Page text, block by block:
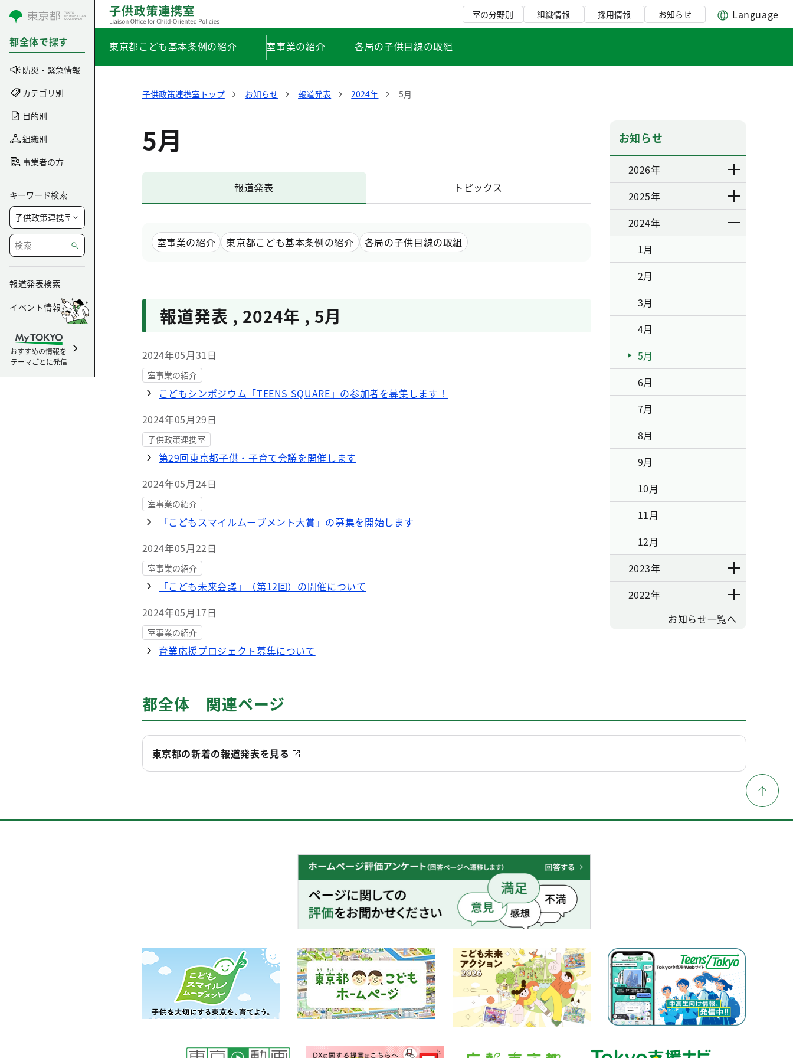
コンテンツにスキップ
都全体で探す
防災・緊急情報
カテゴリ別
目的別
組織別
事業者の方
キーワード検索
報道発表検索
イベント情報
おすすめの情報を
テーマごとに発信
室の分野別 組織情報 採用情報 お知らせ Language
東京都こども基本条例の紹介 室事業の紹介 各局の子供目線の取組
子供政策連携室トップ お知らせ 報道発表 2024年 5月
5月
報道発表 トピックス
室事業の紹介 東京都こども基本条例の紹介 各局の子供目線の取組
報道発表 , 2024年 , 5月
2024年05月31日
室事業の紹介
こどもシンポジウム「TEENS SQUARE」の参加者を募集します！
2024年05月29日
子供政策連携室
第29回東京都子供・子育て会議を開催します
2024年05月24日
室事業の紹介
「こどもスマイルムーブメント大賞」の募集を開始します
2024年05月22日
室事業の紹介
「こども未来会議」（第12回）の開催について
2024年05月17日
室事業の紹介
育業応援プロジェクト募集について
お知らせ
2026年
2025年
2024年
1月
2月
3月
4月
5月
6月
7月
8月
9月
10月
11月
12月
2023年
2022年
お知らせ一覧へ
都全体 関連ページ
東京都の新着の報道発表を見る